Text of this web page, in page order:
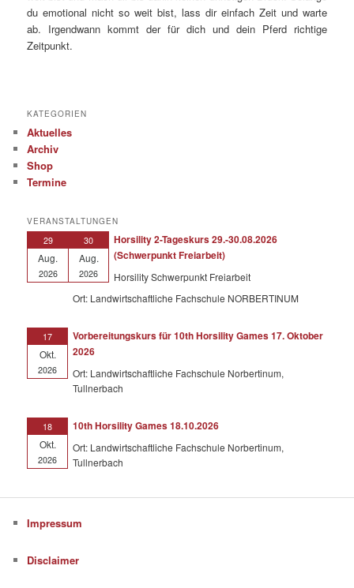
du emotional nicht so weit bist, lass dir einfach Zeit und warte
ab. Irgendwann kommt der für dich und dein Pferd richtige
Zeitpunkt.
KATEGORIEN
Aktuelles
Archiv
Shop
Termine
VERANSTALTUNGEN
29
Aug.
2026
30
Aug.
2026
Horsility 2-Tageskurs 29.-30.08.2026
(Schwerpunkt Freiarbeit)
Horsility Schwerpunkt Freiarbeit
Ort: Landwirtschaftliche Fachschule NORBERTINUM
17
Okt.
2026
Vorbereitungskurs für 10th Horsility Games 17. Oktober
2026
Ort: Landwirtschaftliche Fachschule Norbertinum,
Tullnerbach
18
Okt.
2026
10th Horsility Games 18.10.2026
Ort: Landwirtschaftliche Fachschule Norbertinum,
Tullnerbach
Impressum
Disclaimer